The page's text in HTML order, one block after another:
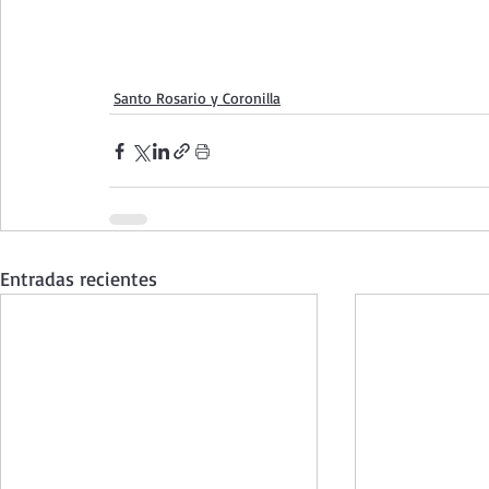
Santo Rosario y Coronilla
Entradas recientes